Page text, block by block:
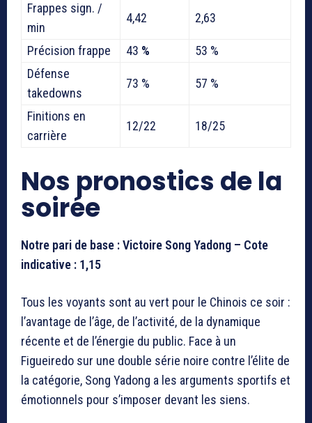
Frappes sign. /
min
4,42 2,63
Précision frappe 43 %
53 %
Défense
takedowns
73 % 57 %
Finitions en
carrière
12/22 18/25
Nos pronostics de la
soirée
Notre pari de base : Victoire Song Yadong – Cote
indicative : 1,15
Tous les voyants sont au vert pour le Chinois ce soir :
l’avantage de l’âge, de l’activité, de la dynamique
récente et de l’énergie du public. Face à un
Figueiredo sur une double série noire contre l’élite de
la catégorie, Song Yadong a les arguments sportifs et
émotionnels pour s’imposer devant les siens.